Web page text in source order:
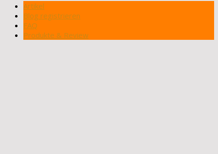
Zum
Inhalt
springen
Artikel
Blog registrieren
FAQ
Produkte & Review